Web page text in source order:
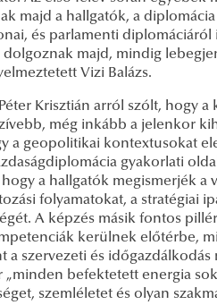
majd a hallgatók, a
és parlamenti diplomáciáról
majd, mindig
Vizi Balázs.
Krisztián arról szólt, hogy a
még inkább a jelenkor
a geopolitikai kontextusokat
gyakorlati
a hallgatók megismerjék a
folyamatokat, a stratégiai
A képzés másik fontos
kerülnek előtérbe,
a szervezeti és időgazdálkodás
befektetett energia
szemléletet és olyan